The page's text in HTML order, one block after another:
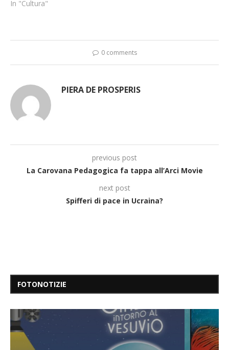
In "Cultura"
0 comments
PIERA DE PROSPERIS
previous post
La Carovana Pedagogica fa tappa all’Arci Movie
next post
Spifferi di pace in Ucraina?
FOTONOTIZIE